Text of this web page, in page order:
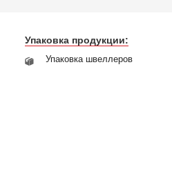
Упаковка продукции:
Упаковка швеллеров